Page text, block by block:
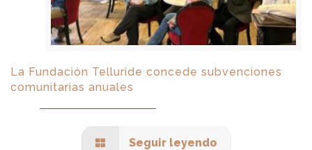
La Fundación Telluride concede subvenciones
comunitarias anuales
Seguir leyendo